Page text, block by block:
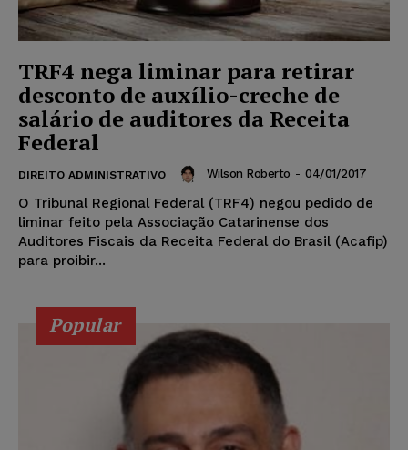
TRF4 nega liminar para retirar
desconto de auxílio-creche de
salário de auditores da Receita
Federal
DIREITO ADMINISTRATIVO Wilson Roberto - 04/01/2017
O Tribunal Regional Federal (TRF4) negou pedido de
liminar feito pela Associação Catarinense dos
Auditores Fiscais da Receita Federal do Brasil (Acafip)
para proibir...
Popular